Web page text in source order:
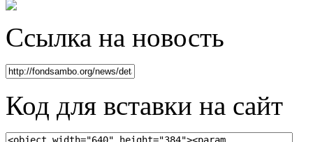
Ссылка на новость
Код для вставки на сайт